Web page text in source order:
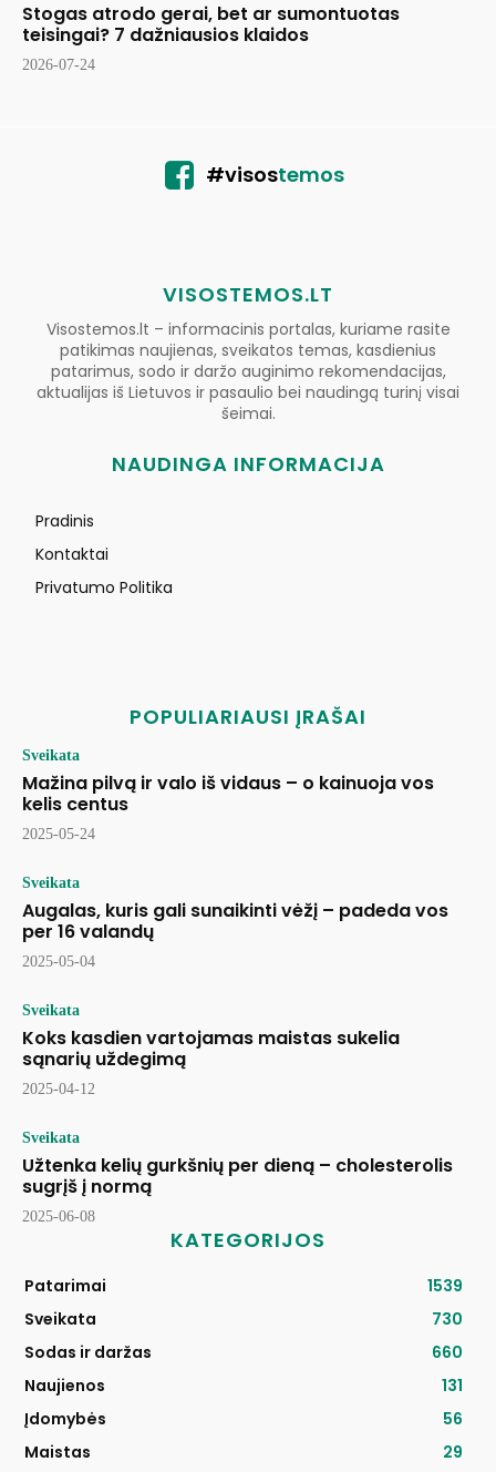
Stogas atrodo gerai, bet ar sumontuotas
teisingai? 7 dažniausios klaidos
2026-07-24
#visostemos
VISOSTEMOS.LT
Visostemos.lt – informacinis portalas, kuriame rasite
patikimas naujienas, sveikatos temas, kasdienius
patarimus, sodo ir daržo auginimo rekomendacijas,
aktualijas iš Lietuvos ir pasaulio bei naudingą turinį visai
šeimai.
NAUDINGA INFORMACIJA
Pradinis
Kontaktai
Privatumo Politika
POPULIARIAUSI ĮRAŠAI
Sveikata
Mažina pilvą ir valo iš vidaus – o kainuoja vos
kelis centus
2025-05-24
Sveikata
Augalas, kuris gali sunaikinti vėžį – padeda vos
per 16 valandų
2025-05-04
Sveikata
Koks kasdien vartojamas maistas sukelia
sąnarių uždegimą
2025-04-12
Sveikata
Užtenka kelių gurkšnių per dieną – cholesterolis
sugrįš į normą
2025-06-08
KATEGORIJOS
Patarimai
1539
Sveikata
730
Sodas ir daržas
660
Naujienos
131
Įdomybės
56
Maistas
29